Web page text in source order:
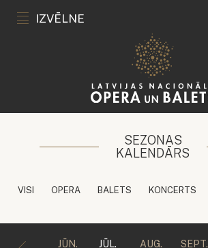
IZVĒLNE
SEZONAS
KALENDĀRS
VISI OPERA BALETS KONCERTS
JŪN. JŪL. AUG. SEPT.